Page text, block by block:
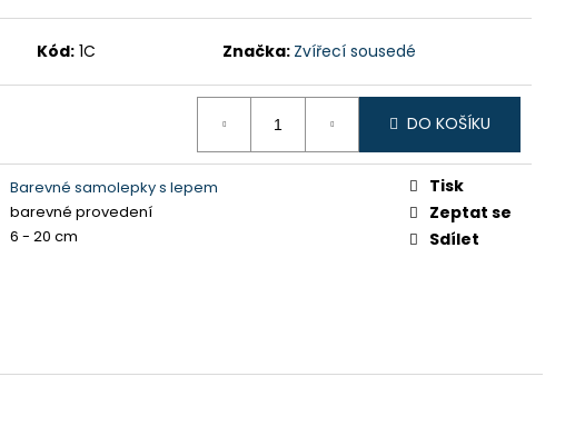
Kód: 1C Značka: Zvířecí sousedé
DO KOŠÍKU
Barevné samolepky s lepem
barevné provedení
6 - 20 cm
Tisk
Zeptat se
Sdílet